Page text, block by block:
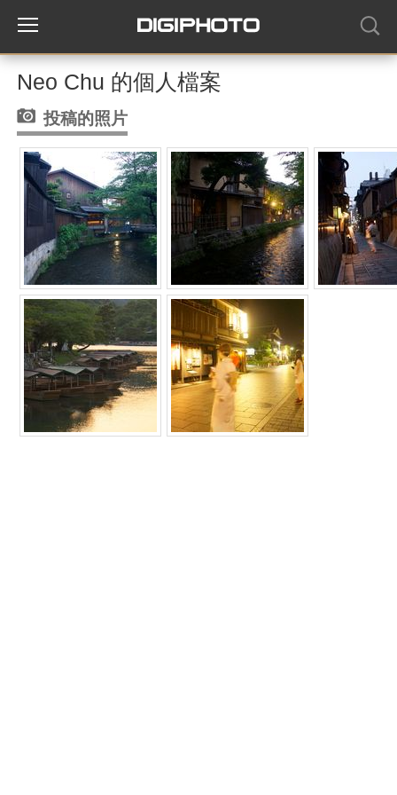
Neo Chu 的個人檔案
投稿的照片